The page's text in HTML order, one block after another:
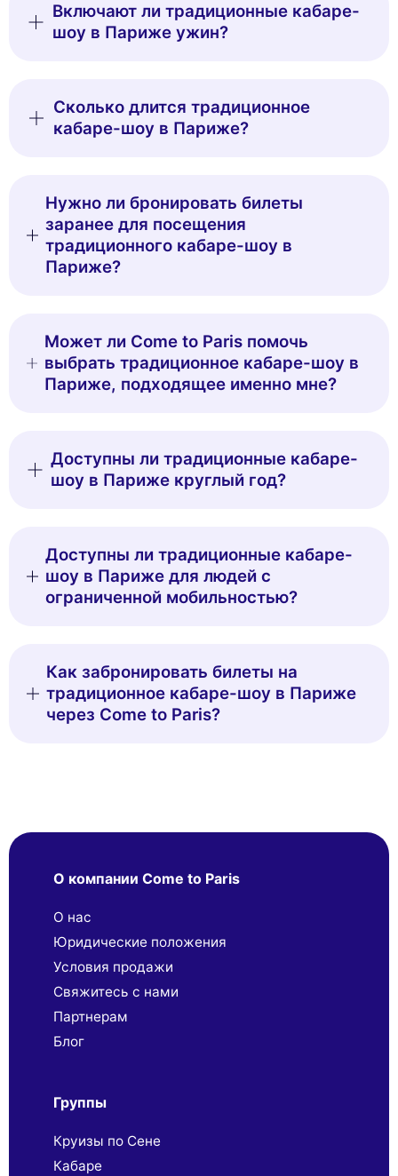
Включают ли традиционные кабаре-
шоу в Париже ужин?
Сколько длится традиционное
кабаре-шоу в Париже?
Нужно ли бронировать билеты
заранее для посещения
традиционного кабаре-шоу в
Париже?
Может ли Come to Paris помочь
выбрать традиционное кабаре-шоу в
Париже, подходящее именно мне?
Доступны ли традиционные кабаре-
шоу в Париже круглый год?
Доступны ли традиционные кабаре-
шоу в Париже для людей с
ограниченной мобильностью?
Как забронировать билеты на
традиционное кабаре-шоу в Париже
через Come to Paris?
О компании Come to Paris
О нас
Юридические положения
Условия продажи
Свяжитесь с нами
Партнерaм
Блог
Группы
Круизы по Сене
Кабаре